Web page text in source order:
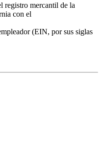
registro mercantil de la
con el
(EIN, por sus siglas